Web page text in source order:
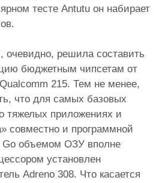
тесте Antutu он набирает
очевидно, решила составить
бюджетным чипсетам от
215. Тем не менее,
что для самых базовых
тяжелых приложениях и
совместно и программной
объемом ОЗУ вполне
установлен
Adreno 308. Что касается